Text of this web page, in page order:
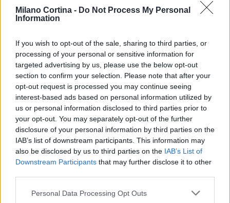
Milano Cortina - Do Not Process My Personal
Information
If you wish to opt-out of the sale, sharing to third parties, or
processing of your personal or sensitive information for
targeted advertising by us, please use the below opt-out
section to confirm your selection. Please note that after your
opt-out request is processed you may continue seeing
interest-based ads based on personal information utilized by
us or personal information disclosed to third parties prior to
your opt-out. You may separately opt-out of the further
disclosure of your personal information by third parties on the
IAB’s list of downstream participants. This information may
also be disclosed by us to third parties on the IAB’s List of
Downstream Participants that may further disclose it to other
Please note that this website/app uses one or more Google
Personal Data Processing Opt Outs